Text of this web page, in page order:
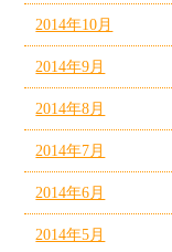
2014年10月
2014年9月
2014年8月
2014年7月
2014年6月
2014年5月